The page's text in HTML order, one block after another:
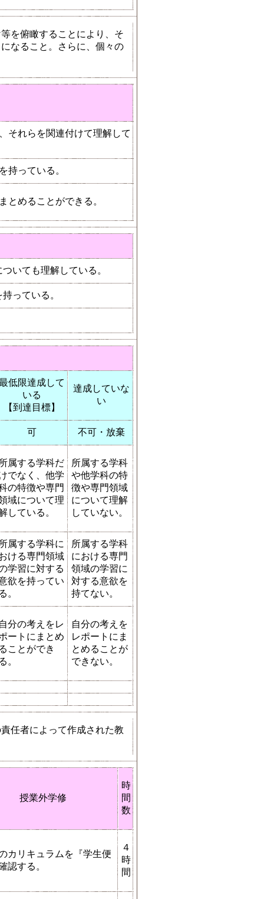
を俯瞰することにより、そ
なること。さらに、個々の
それらを関連付けて理解して
持っている。
とめることができる。
いても理解している。
っている。
低限達成して
いる
【到達目標】
達成していな
い
可 不可・放棄
属する学科だ
でなく、他学
の特徴や専門
域について理
している。
所属する学科
や他学科の特
徴や専門領域
について理解
していない。
属する学科に
ける専門領域
学習に対する
欲を持ってい
。
所属する学科
における専門
領域の学習に
対する意欲を
持てない。
分の考えをレ
ートにまとめ
ことができ
。
自分の考えを
レポートにま
とめることが
できない。
任者によって作成された教
授業外学修
時
間
数
カリキュラムを『学生便
認する。
４
時
間